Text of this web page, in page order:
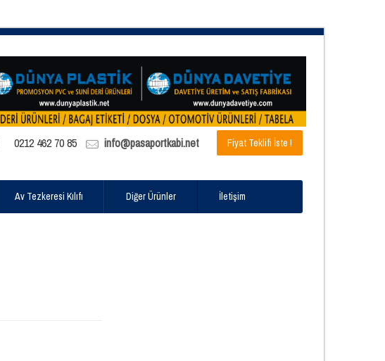
0212 462 70 85 info@pasaportkabi.net Fiyat Teklifi İste !
Av Tezkeresi Kılıfı Diğer Ürünler İletişim